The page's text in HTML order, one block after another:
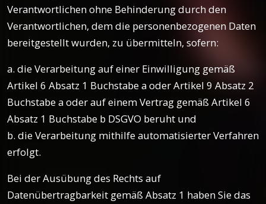
Verantwortlichen ohne Behinderung durch den
Verantwortlichen, dem die personenbezogenen Daten
bereitgestellt wurden, zu übermitteln, sofern:
a. die Verarbeitung auf einer Einwilligung gemäß
Artikel 6 Absatz 1 Buchstabe a oder Artikel 9 Absatz 2
Buchstabe a oder auf einem Vertrag gemäß Artikel 6
Absatz 1 Buchstabe b DSGVO beruht und
b. die Verarbeitung mithilfe automatisierter Verfahren
erfolgt.
Bei der Ausübung des Rechts auf
Datenübertragbarkeit gemäß Absatz 1 haben Sie das